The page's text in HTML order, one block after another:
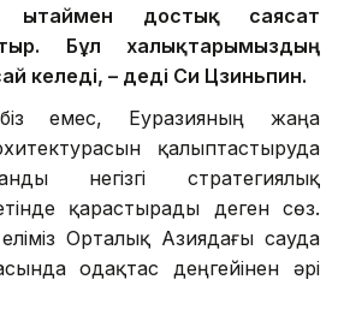
Қытаймен достық саясат
Бұл халықтарымыздың
келеді, – деді Си Цзиньпин.
емес, Еуразияның жаңа
қалыптастыруда
негізгі стратегиялық
қарастырады деген сөз.
Орталық Азиядағы сауда
одақтас деңгейінен әрі